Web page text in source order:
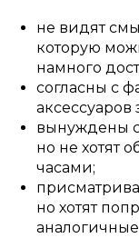
не видят
которую
намного
согласны с
аксессуаров
вынуждены
но не хотят
часами;
но хотят